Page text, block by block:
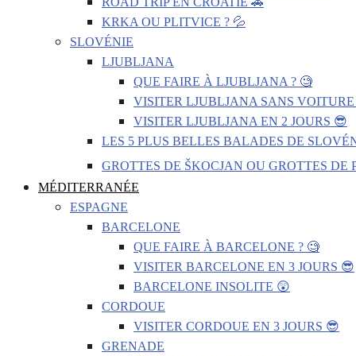
KRKA OU PLITVICE ? 💦
SLOVÉNIE
LJUBLJANA
QUE FAIRE À LJUBLJANA ? 🧐
VISITER LJUBLJANA SANS VOITURE
VISITER LJUBLJANA EN 2 JOURS 😎
LES 5 PLUS BELLES BALADES DE
GROTTES DE ŠKOCJAN OU GROTTES DE
MÉDITERRANÉE
ESPAGNE
BARCELONE
QUE FAIRE À BARCELONE ? 🧐
VISITER BARCELONE EN 3 JOURS 😎
BARCELONE INSOLITE 😲
CORDOUE
VISITER CORDOUE EN 3 JOURS 😎
GRENADE